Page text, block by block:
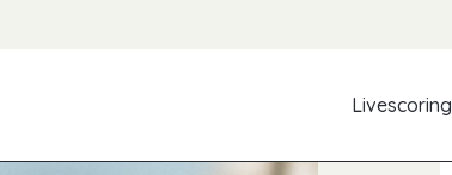
Livescoring